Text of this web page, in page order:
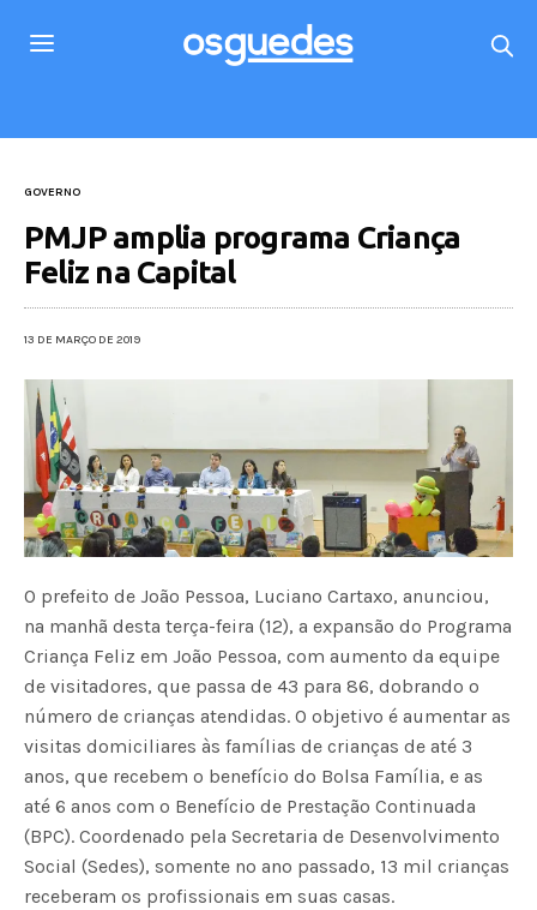
GOVERNO
PMJP amplia programa Criança
Feliz na Capital
13 DE MARÇO DE 2019
O prefeito de João Pessoa, Luciano Cartaxo, anunciou,
na manhã desta terça-feira (12), a expansão do Programa
Criança Feliz em João Pessoa, com aumento da equipe
de visitadores, que passa de 43 para 86, dobrando o
número de crianças atendidas. O objetivo é aumentar as
visitas domiciliares às famílias de crianças de até 3
anos, que recebem o benefício do Bolsa Família, e as
até 6 anos com o Benefício de Prestação Continuada
(BPC). Coordenado pela Secretaria de Desenvolvimento
Social (Sedes), somente no ano passado, 13 mil crianças
receberam os profissionais em suas casas.